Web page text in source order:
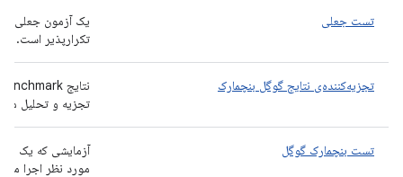
تست جعلی
یک آزمون جعلی که
تکرارپذیر است.
تجزیه‌کننده‌ی نتایج گوگل بنچمارک
تجزیه و تحلیل
تست بنچمارک گوگل
آزمایشی که یک
مورد نظر اجرا